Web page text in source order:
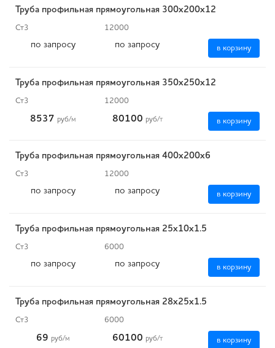
Труба профильная прямоугольная 300х200х12
Ст3 12000
по запросу по запросу в корзину
Труба профильная прямоугольная 350х250х12
Ст3 12000
8537 руб/м 80100 руб/т в корзину
Труба профильная прямоугольная 400х200х6
Ст3 12000
по запросу по запросу в корзину
Труба профильная прямоугольная 25х10х1.5
Ст3 6000
по запросу по запросу в корзину
Труба профильная прямоугольная 28х25х1.5
Ст3 6000
69 руб/м 60100 руб/т в корзину